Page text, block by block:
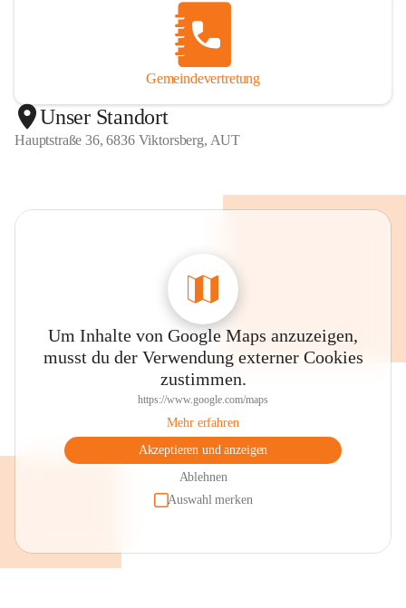
Gemeindevertretung
Unser Standort
Hauptstraße 36, 6836 Viktorsberg, AUT
Um Inhalte von Google Maps anzuzeigen,
musst du der Verwendung externer Cookies
zustimmen.
https://www.google.com/maps
Mehr erfahren
Akzeptieren und anzeigen
Ablehnen
Auswahl merken